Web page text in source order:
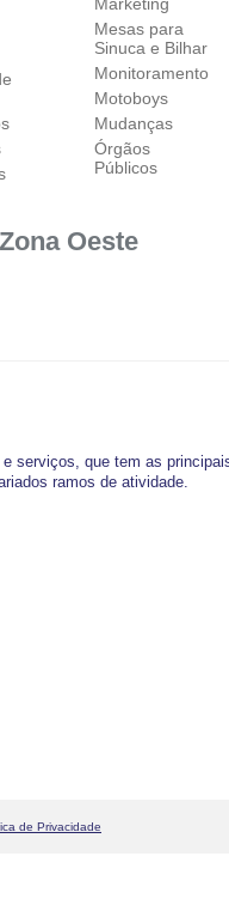
Marketing
Mesas para
Sinuca e Bilhar
Monitoramento
Motoboys
Mudanças
Órgãos
Públicos
Oeste
serviços, que tem as
ramos de atividade.
de Privacidade